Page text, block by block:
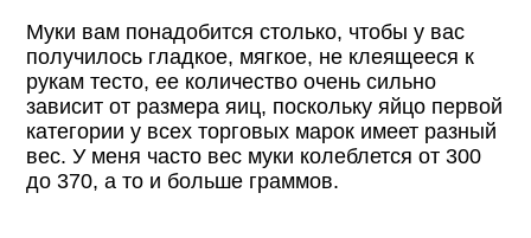
Муки вам понадобится столько, чтобы у вас
получилось гладкое, мягкое, не клеящееся к
рукам тесто, ее количество очень сильно
зависит от размера яиц, поскольку яйцо первой
категории у всех торговых марок имеет разный
вес. У меня часто вес муки колеблется от 300
до 370, а то и больше граммов.